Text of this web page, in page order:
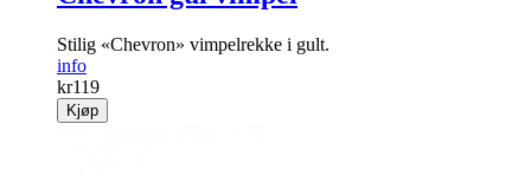
Stilig «Chevron» vimpelrekke i gult.
info
kr119
Kjøp